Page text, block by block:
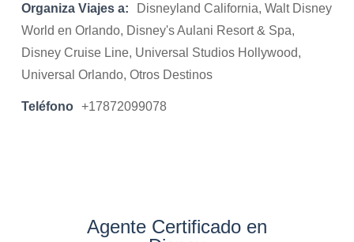
Organiza Viajes a:
Disneyland California, Walt Disney
World en Orlando, Disney's Aulani Resort & Spa,
Disney Cruise Line, Universal Studios Hollywood,
Universal Orlando, Otros Destinos
Teléfono +17872099078